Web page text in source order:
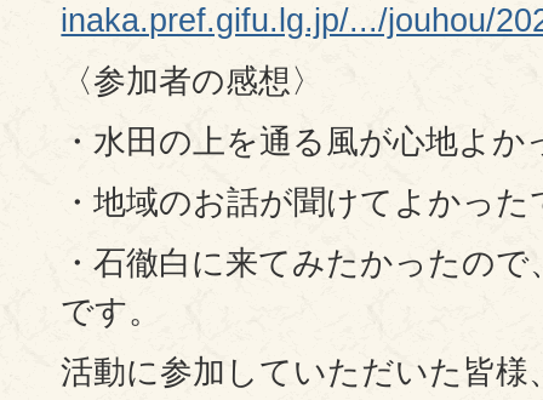
inaka.pref.gifu.lg.jp/.../jouhou/
〈参加者の感想〉
・水田の上を通る風が心地よか
・地域のお話が聞けてよかった
・石徹白に来てみたかったの
です。
活動に参加していただいた皆